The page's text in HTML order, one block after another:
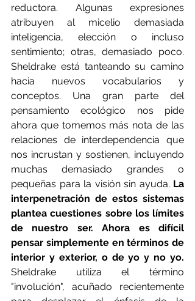
reductora. Algunas expresiones
atribuyen al micelio demasiada
inteligencia, elección o incluso
sentimiento; otras, demasiado poco.
Sheldrake está tanteando su camino
hacia nuevos vocabularios y
conceptos. Una gran parte del
pensamiento ecológico nos pide
ahora que tomemos más nota de las
relaciones de interdependencia que
nos incrustan y sostienen, incluyendo
muchas demasiado grandes o
pequeñas para la visión sin ayuda. La
interpenetración de estos sistemas
plantea cuestiones sobre los límites
de nuestro ser. Ahora es difícil
pensar simplemente en términos de
interior y exterior, o de yo y no yo.
Sheldrake utiliza el término
"involución", acuñado recientemente